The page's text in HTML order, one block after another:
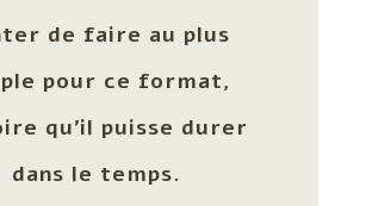
de faire au plus
pour ce format,
qu’il puisse durer
dans le temps.